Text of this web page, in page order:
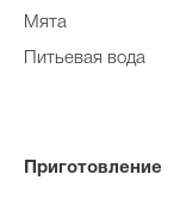
Мята
Питьевая вода
Приготовление